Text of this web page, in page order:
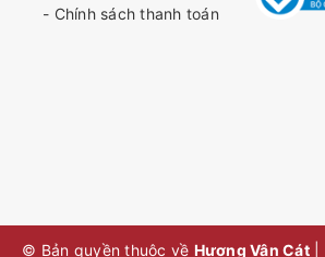
- Chính sách thanh toán
© Bản quyền thuộc về Hương Vân Cát